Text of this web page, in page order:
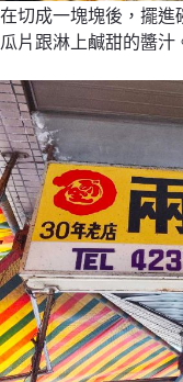
在切成一塊塊後，擺進
瓜片跟淋上鹹甜的醬汁